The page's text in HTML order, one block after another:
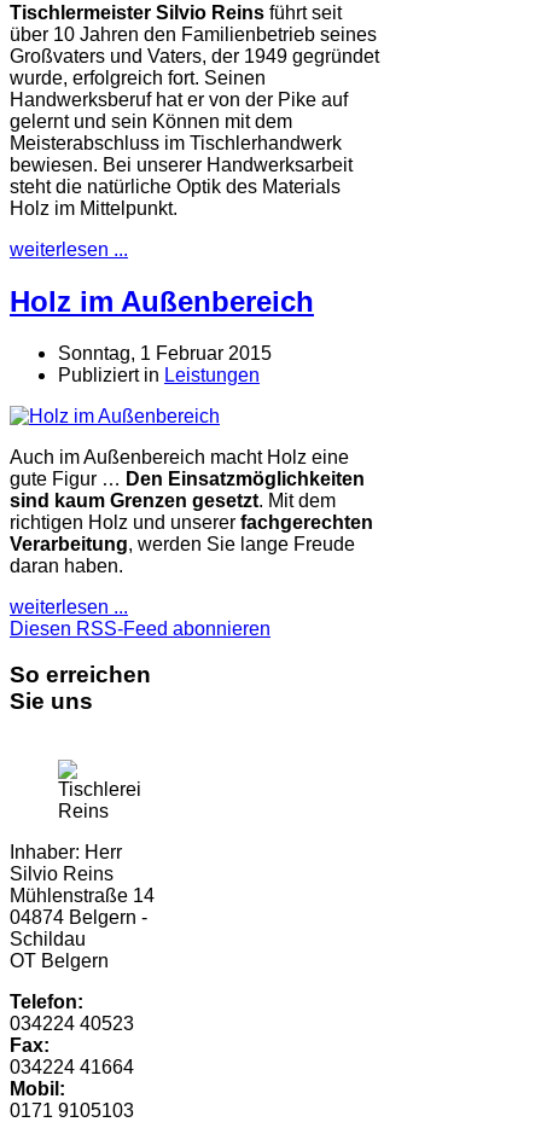
Tischlermeister Silvio Reins führt seit
über 10 Jahren den Familienbetrieb seines
Großvaters und Vaters, der 1949 gegründet
wurde, erfolgreich fort. Seinen
Handwerksberuf hat er von der Pike auf
gelernt und sein Können mit dem
Meisterabschluss im Tischlerhandwerk
bewiesen. Bei unserer Handwerksarbeit
steht die natürliche Optik des Materials
Holz im Mittelpunkt.
weiterlesen ...
Holz im Außenbereich
Sonntag, 1 Februar 2015
Publiziert in Leistungen
Auch im Außenbereich macht Holz eine
gute Figur … Den Einsatzmöglichkeiten
sind kaum Grenzen gesetzt. Mit dem
richtigen Holz und unserer fachgerechten
Verarbeitung, werden Sie lange Freude
daran haben.
weiterlesen ...
Diesen RSS-Feed abonnieren
So erreichen
Sie uns
Inhaber: Herr
Silvio Reins
Mühlenstraße 14
04874 Belgern -
Schildau
OT Belgern
Telefon:
034224 40523
Fax:
034224 41664
Mobil:
0171 9105103